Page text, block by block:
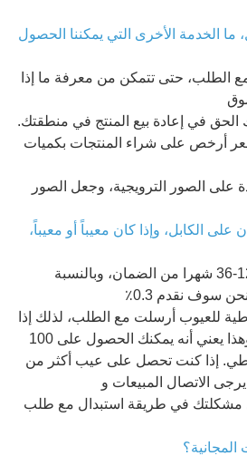
ما الخدمة الأخرى التي يمكننا الحصول
الطلب، حتى تتمكن من معرفة ما إذا
الحق في إعادة بيع المنتج في منطقتك.
أرخص على شراء المنتجات بكميات
على الصور الترويجية، وجعل الصور
على الكابل، وإذا كان معيباً أو معيباً،
ج: جميع كابلاتنا تباع مع 12-36 شهرا من الضمان، وبالنسبة
سوف نقدم 0.3٪
للعيوب أرسلت مع الطلب، لذلك إذا
إذا كنت تحصل على عيب أكثر من
مشكلتك في طريقة استبدال مع طلب
المجانية؟